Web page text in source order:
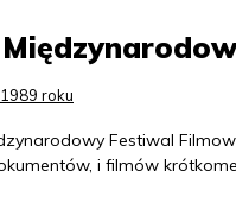
roku
Festiwal
i filmów